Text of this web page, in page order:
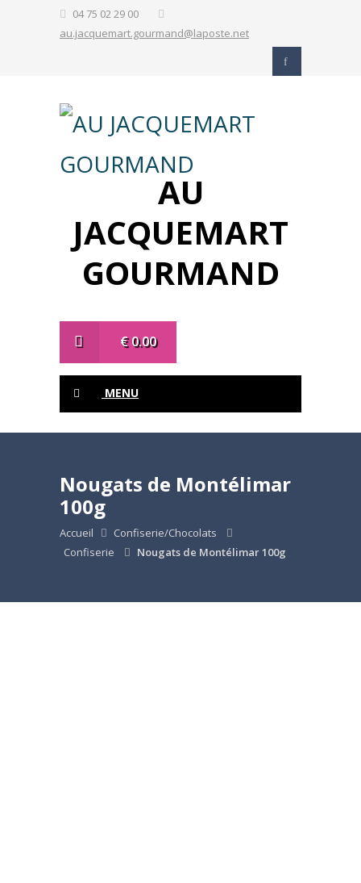
04 75 02 29 00
au.jacquemart.gourmand@laposte.net
AU
JACQUEMART
GOURMAND
€0.00
MENU
Nougats de Montélimar
100g
Accueil
Confiserie/Chocolats
Confiserie
Nougats de Montélimar 100g